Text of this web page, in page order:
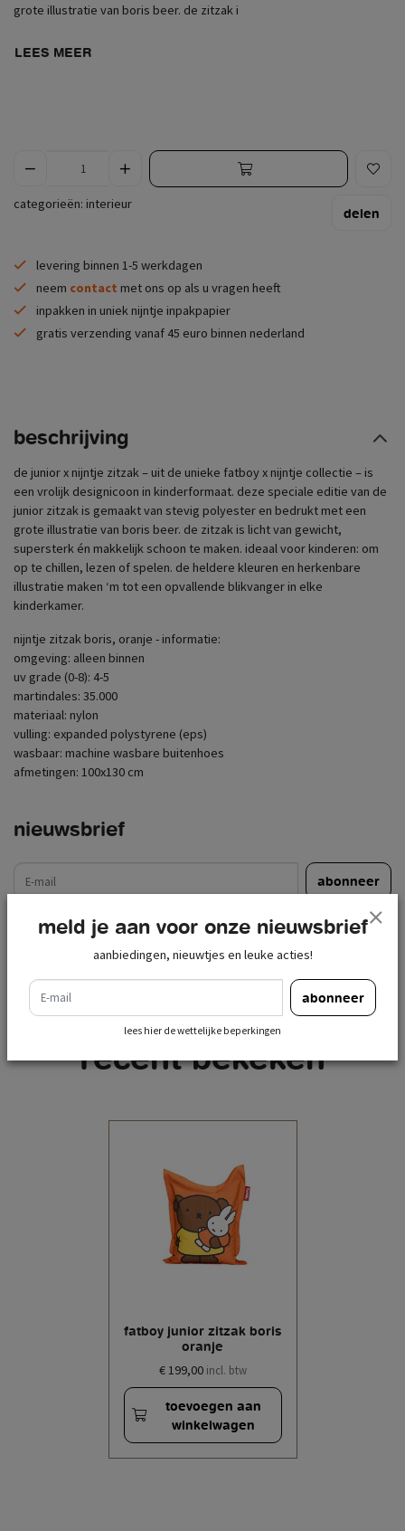
grote illustratie van boris beer. de zitzak i
LEES MEER
categorieën: interieur
delen
levering binnen 1-5 werkdagen
neem contact met ons op als u vragen heeft
inpakken in uniek nijntje inpakpapier
gratis verzending vanaf 45 euro binnen nederland
beschrijving
de junior x nijntje zitzak – uit de unieke fatboy x nijntje collectie – is
een vrolijk designicoon in kinderformaat. deze speciale editie van de
junior zitzak is gemaakt van stevig polyester en bedrukt met een
grote illustratie van boris beer. de zitzak is licht van gewicht,
supersterk én makkelijk schoon te maken. ideaal voor kinderen: om
op te chillen, lezen of spelen. de heldere kleuren en herkenbare
illustratie maken ‘m tot een opvallende blikvanger in elke
kinderkamer.
nijntje zitzak boris, oranje - informatie:
omgeving: alleen binnen
uv grade (0-8): 4-5
martindales: 35.000
materiaal: nylon
vulling: expanded polystyrene (eps)
wasbaar: machine wasbare buitenhoes
afmetingen: 100x130 cm
nieuwsbrief
abonneer
recent bekeken
fatboy junior zitzak boris
oranje
€ 199,00 incl. btw
toevoegen aan
winkelwagen
meld je aan voor onze nieuwsbrief
aanbiedingen, nieuwtjes en leuke acties!
e-mail
abonneer
lees hier de wettelijke beperkingen